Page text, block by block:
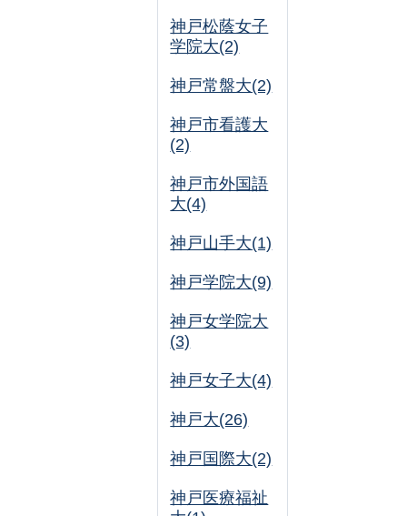
神戸松蔭女子
学院大(2)
神戸常盤大(2)
神戸市看護大
(2)
神戸市外国語
大(4)
神戸山手大(1)
神戸学院大(9)
神戸女学院大
(3)
神戸女子大(4)
神戸大(26)
神戸国際大(2)
神戸医療福祉